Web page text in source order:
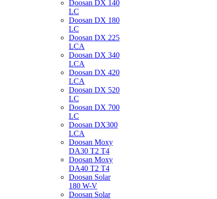
Doosan DX 140
LC
Doosan DX 180
LC
Doosan DX 225
LCA
Doosan DX 340
LCA
Doosan DX 420
LCA
Doosan DX 520
LC
Doosan DX 700
LC
Doosan DX300
LCA
Doosan Moxy
DA30 T2 T4
Doosan Moxy
DA40 T2 T4
Doosan Solar
180 W-V
Doosan Solar